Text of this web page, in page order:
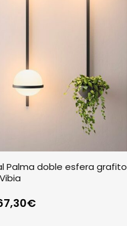
Palma doble esfera grafito
Vibia
€